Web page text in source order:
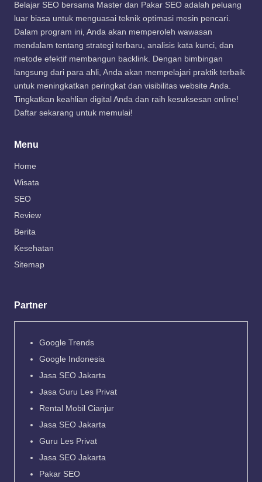
Belajar SEO bersama Master dan Pakar SEO adalah peluang
luar biasa untuk menguasai teknik optimasi mesin pencari.
Dalam program ini, Anda akan memperoleh wawasan
mendalam tentang strategi terbaru, analisis kata kunci, dan
metode efektif membangun backlink. Dengan bimbingan
langsung dari para ahli, Anda akan mempelajari praktik terbaik
untuk meningkatkan peringkat dan visibilitas website Anda.
Tingkatkan keahlian digital Anda dan raih kesuksesan online!
Daftar sekarang untuk memulai!
Menu
Home
Wisata
SEO
Review
Berita
Kesehatan
Sitemap
Partner
Google Trends
Google Indonesia
Jasa SEO Jakarta
Jasa Guru Les Privat
Rental Mobil Cianjur
Jasa SEO Jakarta
Guru Les Privat
Jasa SEO Jakarta
Pakar SEO